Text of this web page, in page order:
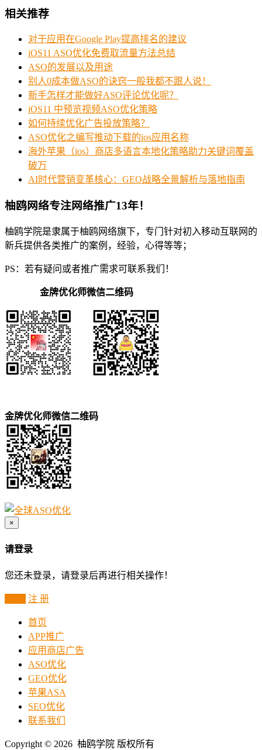
相关推荐
对于应用在Google Play提高排名的建议
iOS11 ASO优化免费取流量方法总结
ASO的发展以及用途
别人0成本做ASO的诀窍一般我都不跟人说！
新手怎样才能做好ASO评论优化呢？
iOS11 中预览视频ASO优化策略
如何持续优化广告投放策略？
ASO优化之编写推动下载的ios应用名称
海外苹果（ios）商店多语言本地化策略助力关键词覆盖
破万
AI时代营销变革核心：GEO战略全景解析与落地指南
柚鸥网络专注网络推广13年！
柚鸥学院是隶属于柚鸥网络旗下，专门针对初入移动互联网的
新兵提供各类推广的案例，经验，心得等等；
PS：若有疑问或者推广需求可联系我们！
金牌优化师微信二维码
金牌优化师微信二维码
×
请登录
您还未登录，请登录后再进行相关操作！
注 册
首页
APP推广
应用商店广告
ASO优化
GEO优化
苹果ASA
SEO优化
联系我们
Copyright © 2026 柚鸥学院 版权所有